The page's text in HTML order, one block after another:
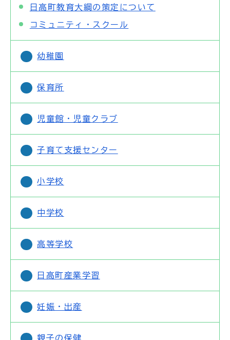
日高町教育大綱の策定について
コミュニティ・スクール
幼稚園
保育所
児童館・児童クラブ
子育て支援センター
小学校
中学校
高等学校
日高町産業学習
妊娠・出産
親子の保健